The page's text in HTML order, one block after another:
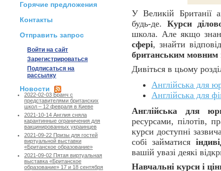
Горячие предложения
Контакты
Отправить запрос
Войти на сайт
Зарегистрироваться
Подписаться на
рассылку
Новости
2022-02-03 Бранч с
представителями британских
школ – 12 февраля в Киеве
2021-10-14 Англия сняла
карантинные ограничения для
вакцинированных украинцев
2021-09-22 Призы для гостей
виртуальной выставки
«Британское образование»
2021-09-02 Пятая виртуальная
выставка «Британское
образование» 17 и 18 сентября
У Великій Британії
будь-де.Курси
школа. Але якщо
сфері, знайти
британським
Дивіться в цьому
Англійська для
Англійська для
Англійська для
ресурсами, пілотів,
курси доступні
собі займатися
вашій увазі деякі
Навчальні курси і